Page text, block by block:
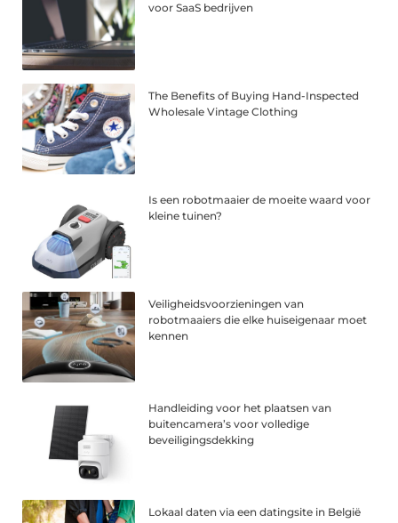
voor SaaS bedrijven
The Benefits of Buying Hand-Inspected
Wholesale Vintage Clothing
Is een robotmaaier de moeite waard voor
kleine tuinen?
Veiligheidsvoorzieningen van
robotmaaiers die elke huiseigenaar moet
kennen
Handleiding voor het plaatsen van
buitencamera’s voor volledige
beveiligingsdekking
Lokaal daten via een datingsite in België